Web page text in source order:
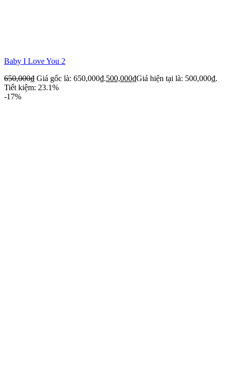
Baby I Love You 2
650,000₫ Giá gốc là: 650,000₫.500,000₫Giá hiện tại là: 500,000₫.
Tiết kiệm: 23.1%
-17%